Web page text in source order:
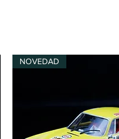
NOVEDAD